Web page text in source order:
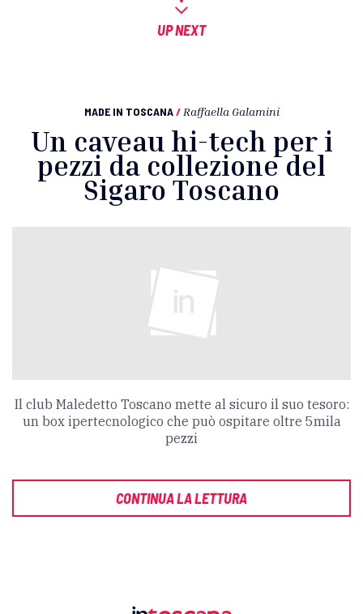
UP NEXT
MADE IN TOSCANA / Raffaella Galamini
Un caveau hi-tech per i
pezzi da collezione del
Sigaro Toscano
Il club Maledetto Toscano mette al sicuro il suo tesoro:
un box ipertecnologico che può ospitare oltre 5mila
pezzi
CONTINUA LA LETTURA